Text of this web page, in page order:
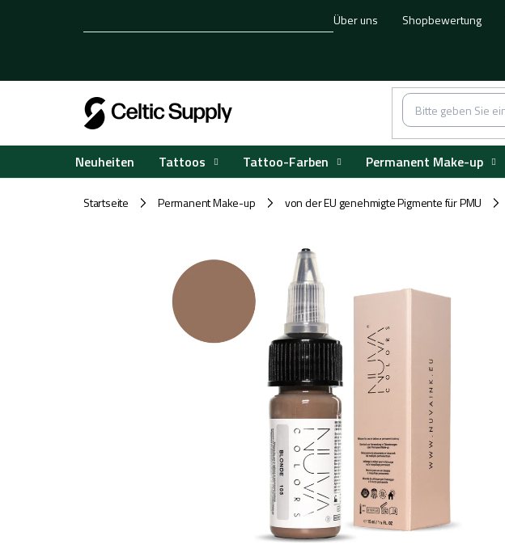
Über uns Shopbewertung
Neuheiten Tattoos Tattoo-Farben Permanent Make-up
Startseite / Permanent Make-up / von der EU genehmigte Pigmente für PMU /